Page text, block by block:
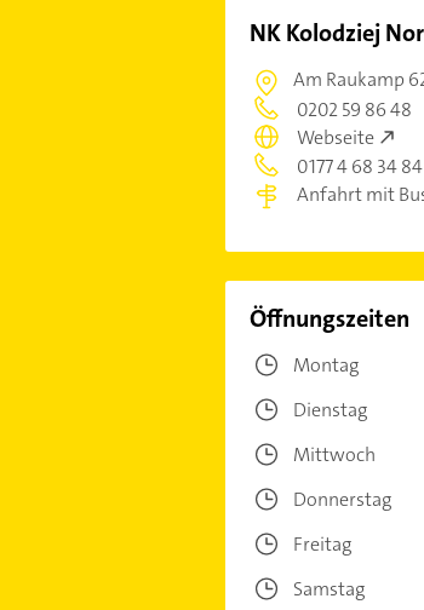
NK Kolodziej
Am Raukamp
0202 59 86 48
Webseite
0177 4 68 34 84
Anfahrt mit
Öffnungszeiten
Montag
Dienstag
Mittwoch
Donnerstag
Freitag
Samstag